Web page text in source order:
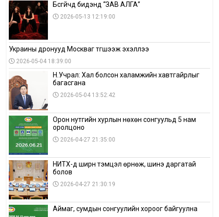
Бүсгүйчүүд бидэнд “ЗАВ АЛГА”
2026-05-13 12:19:00
Украины дронууд Москваг түгшээж эхэллээ
2026-05-04 18:39:00
Н.Учрал: Хал болсон халамжийн хавтгайрлыг
багасгана
2026-05-04 13:52:42
Орон нутгийн хурлын нөхөн сонгуульд 5 нам
оролцоно
2026-04-27 21:35:00
НИТХ-д ширүүн тэмцэл өрнөж, шинэ даргатай
болов
2026-04-27 21:30:19
Аймаг, сумдын сонгуулийн хороог байгуулна